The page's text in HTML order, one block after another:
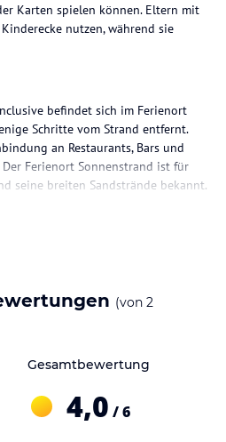
Karten spielen können. Eltern mit
nutzen, während sie
befindet sich im Ferienort
Schritte vom Strand entfernt.
an Restaurants, Bars und
Ferienort Sonnenstrand ist für
seine breiten Sandstrände bekannt.
im Hotel
um auch bei hellem
Nachtruhe zu ermöglichen. WLAN
verfügt über ein Restaurant
Lobby. Hier können die
(von 2
Gesamtbewertung
4,0 / 6